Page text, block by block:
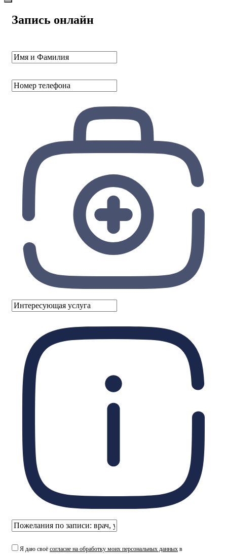
Запись онлайн
Я даю своё согласие на обработку моих персональных данных в